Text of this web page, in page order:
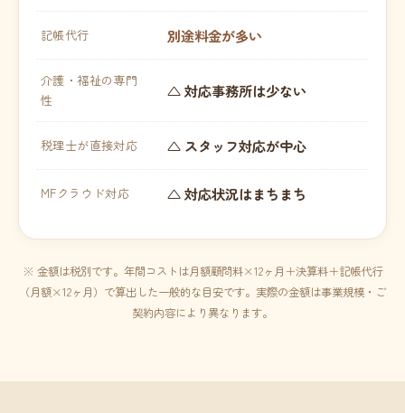
記帳代行 別途料金が多い
介護・福祉の専門
性
△ 対応事務所は少ない
税理士が直接対応 △ スタッフ対応が中心
MFクラウド対応 △ 対応状況はまちまち
※ 金額は税別です。年間コストは月額顧問料×12ヶ月＋決算料＋記帳代行
（月額×12ヶ月）で算出した一般的な目安です。実際の金額は事業規模・ご
契約内容により異なります。